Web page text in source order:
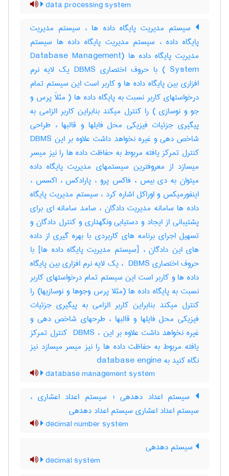
data processing system
سیستم مدیریت پایگاه داده ها ، سیستم مدیریت
پایگاه داده ، سیستم مدیریت پایگاه داده ها سیستم
مدیریت پایگاه داده ها (Database Management
System ) با حروف اختصاری DBMS یک لایه نرم
افزاری بین پایگاه داده ها و کاربر است این سیستم تمام
درخواستهای کاربر نسبت به پایگاه داده ها ( مثلاً پرس و
جو و نوسازی ) را کنترل میکند بنابراین کاربر الزامی به
پیگیری جزئیات فیزیکی محل فایلها و قالبها ، طراحی
شاخص دهی و غیره نخواهد داشت علاوه بر این DBMS
کنترل تمرکز یافته مربوط به حفاظت داده ها را نیز میسر
میسازد از معروفترین سیستمهای مدیریت پایگاه داده
میتوان به دی بیس ، فاکس پرو ، پارادکس ، اکسس ،
اینفورمیکس و اوراکل اشاره کرد ، سیستم مدیریت پایگاه
داده ها سامانه مدیریت دادگان ، سامد سامانه ای برای
پشتیبانی از ایجاد و دستیابی ونگهداری و کنترل دادگان و
تسهیل اجرای برنامه های کاربردی با بهره گیری از داده
های این دادگان ، [سیستم مدیریت پایگاه داده ها] با
حروف اختصاری ‎ DBMS ، یک لایه نرم افزاری بین پایگاه
داده ها و کاربر است این سیستم تمام درخواستهای کاربر
نسبت به پایگاه داده ها (مثلا پرس وجوها و نوسازیها) را
کنترل میکند بنابراین کاربر الزامی به پیگیری جزئیات
فیزیکی محل فایلها و قالبها ، طرحهای شاخص دهی و
غیره نخواهد داشت علاوه بر این ، ‎ DBMS کنترل تمرکز
یافته مربوط به حفاظت داده ها را نیز میسر میسازد نیز
نگاه کنید به ‎ database engine
database management system
سیستم اعداد دهدهی ؛ سیستم اعداد اعشاری ،
سیستم اعداد اعشاری سیستم اعداد دهدهی
decimal number system
سیستم دهدهی
decimal system